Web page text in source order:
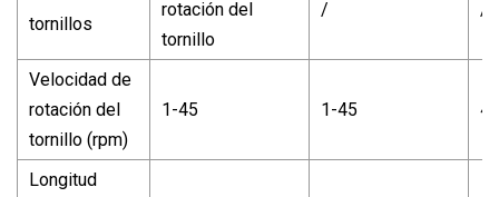
tornillos
rotación del
tornillo
/ /
Velocidad de
rotación del
tornillo (rpm)
1-45 1-45 40
Longitud